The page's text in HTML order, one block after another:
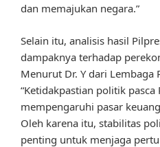
dan memajukan negara.”
Selain itu, analisis hasil
dampaknya terhadap
Menurut Dr. Y dari Lembaga
“Ketidakpastian politik pasca
mempengaruhi pasar
Oleh karena itu, stabilitas
penting untuk menjaga